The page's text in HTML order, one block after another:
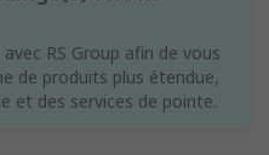
RS Group afin de vous
de produits plus étendue,
et des services de pointe.